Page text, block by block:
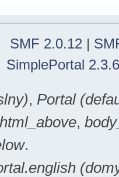
SMF 2.0.12 |
SimplePortal
, Portal
html_above,
.